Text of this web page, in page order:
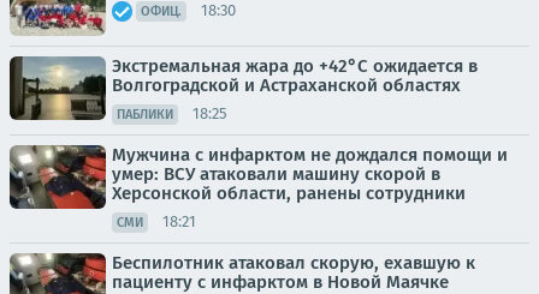
ОФИЦ. 18:30
Экстремальная жара до +42°C ожидается в
Волгоградской и Астраханской областях
ПАБЛИКИ 18:25
Мужчина с инфарктом не дождался помощи и
умер: ВСУ атаковали машину скорой в
Херсонской области, ранены сотрудники
СМИ 18:21
Беспилотник атаковал скорую, ехавшую к
пациенту с инфарктом в Новой Маячке